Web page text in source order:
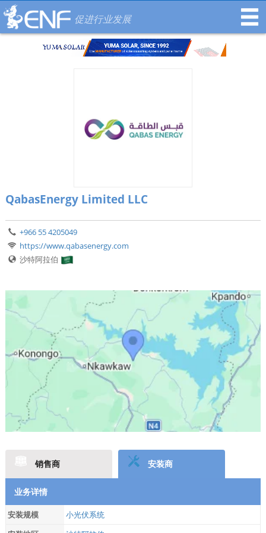
促进行业发展
QabasEnergy Limited LLC
+966 55 4205049
https://www.qabasenergy.com
沙特阿拉伯
销售商 安装商
业务详情
安装规模
小光伏系统